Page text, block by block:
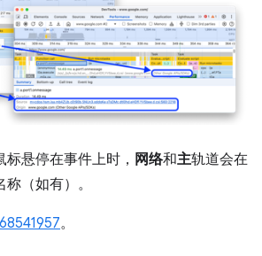
悬停在事件上时， 网络和主轨道会在
（如有）。
。